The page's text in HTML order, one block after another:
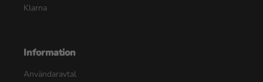
Klarna
Information
Användaravtal